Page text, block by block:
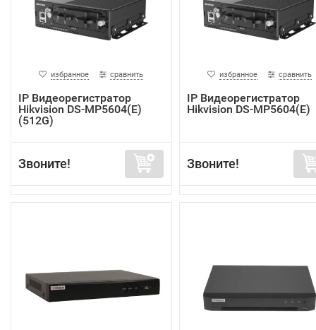
избранное сравнить
IP Видеорегистратор
Hikvision DS-MP5604(E)
(512G)
Звоните!
избранное сравнить
IP Видеорегистратор
Hikvision DS-MP5604(E)
Звоните!